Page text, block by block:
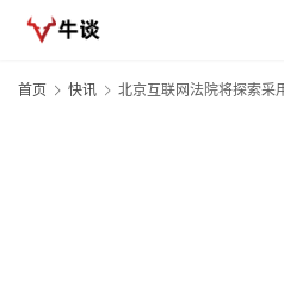
首页 快讯 北京互联网法院将探索采